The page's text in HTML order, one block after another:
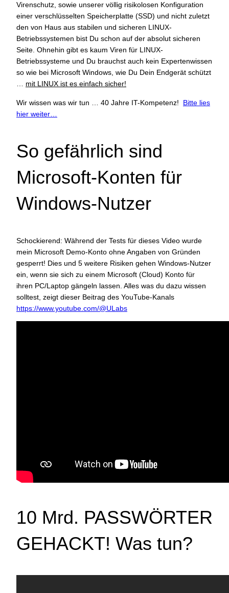
Virenschutz, sowie unserer völlig risikolosen Konfiguration
einer verschlüsselten Speicherplatte (SSD) und nicht zuletzt
den von Haus aus stabilen und sicheren LINUX-
Betriebssystemen bist Du schon auf der absolut sicheren
Seite. Ohnehin gibt es kaum Viren für LINUX-
Betriebssysteme und Du brauchst auch kein Expertenwissen
so wie bei Microsoft Windows, wie Du Dein Endgerät schützt
… mit LINUX ist es einfach sicher!
Wir wissen was wir tun … 40 Jahre IT-Kompetenz!
Bitte lies
hier weiter…
So gefährlich sind
Microsoft-Konten für
Windows-Nutzer
Schockierend: Während der Tests für dieses Video wurde
mein Microsoft Demo-Konto ohne Angaben von Gründen
gesperrt! Dies und 5 weitere Risiken gehen Windows-Nutzer
ein, wenn sie sich zu einem Microsoft (Cloud) Konto für
ihren PC/Laptop gängeln lassen. Alles was du dazu wissen
solltest, zeigt dieser Beitrag des YouTube-Kanals
https://www.youtube.com/@ULabs
10 Mrd. PASSWÖRTER
GEHACKT! Was tun?